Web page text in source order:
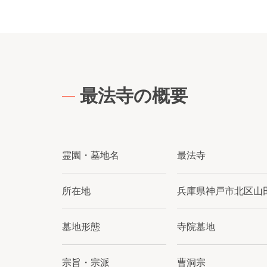
最法寺の概要
霊園・墓地名 最法寺
所在地 兵庫県神戸市北区山
墓地形態 寺院墓地
宗旨・宗派 曹洞宗